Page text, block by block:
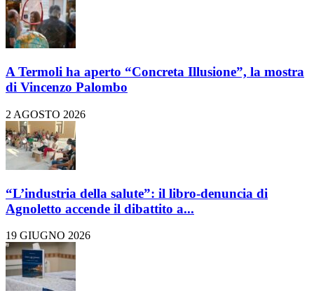
A Termoli ha aperto “Concreta Illusione”, la mostra
di Vincenzo Palombo
2 AGOSTO 2026
“L’industria della salute”: il libro-denuncia di
Agnoletto accende il dibattito a...
19 GIUGNO 2026